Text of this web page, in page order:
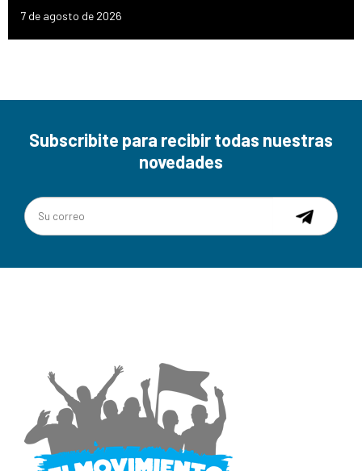
7 de agosto de 2026
Subscribite para recibir todas nuestras
novedades